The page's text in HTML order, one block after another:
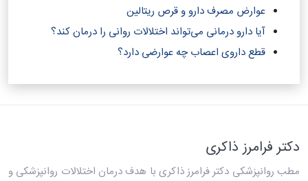
عوارض مصرف دارو و قرص ریتالین
آیا دارو درمانی می‌تواند اختلالات روانی را درمان کند؟‎
قطع داروی اعصاب چه عوارضی دارد؟
دکتر فرامرز ذاکری
مطب روانپزشکی دکتر فرامرز ذاکری با هدف درمان اختلالات روانپزشکی و